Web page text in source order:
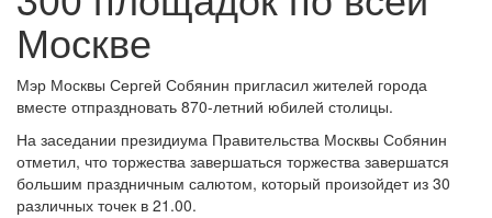
Москве
Мэр Москвы Сергей Собянин пригласил жителей города
вместе отпраздновать 870-летний юбилей столицы.
На заседании президиума Правительства Москвы Собянин
отметил, что торжества завершаться торжества завершатся
большим праздничным салютом, который произойдет из 30
различных точек в 21.00.